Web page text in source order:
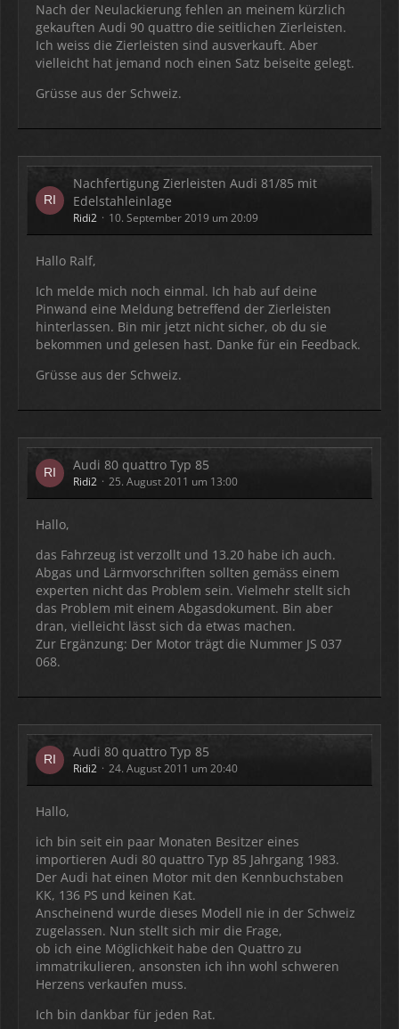
Nach der Neulackierung fehlen an meinem kürzlich
gekauften Audi 90 quattro die seitlichen Zierleisten.
Ich weiss die Zierleisten sind ausverkauft. Aber
vielleicht hat jemand noch einen Satz beiseite gelegt.
Grüsse aus der Schweiz.
Nachfertigung Zierleisten Audi 81/85 mit
Edelstahleinlage
Ridi2 10. September 2019 um 20:09
Hallo Ralf,
Ich melde mich noch einmal. Ich hab auf deine
Pinwand eine Meldung betreffend der Zierleisten
hinterlassen. Bin mir jetzt nicht sicher, ob du sie
bekommen und gelesen hast. Danke für ein Feedback.
Grüsse aus der Schweiz.
Audi 80 quattro Typ 85
Ridi2 25. August 2011 um 13:00
Hallo,
das Fahrzeug ist verzollt und 13.20 habe ich auch.
Abgas und Lärmvorschriften sollten gemäss einem
experten nicht das Problem sein. Vielmehr stellt sich
das Problem mit einem Abgasdokument. Bin aber
dran, vielleicht lässt sich da etwas machen.
Zur Ergänzung: Der Motor trägt die Nummer JS 037
068.
Audi 80 quattro Typ 85
Ridi2 24. August 2011 um 20:40
Hallo,
ich bin seit ein paar Monaten Besitzer eines
importieren Audi 80 quattro Typ 85 Jahrgang 1983.
Der Audi hat einen Motor mit den Kennbuchstaben
KK, 136 PS und keinen Kat.
Anscheinend wurde dieses Modell nie in der Schweiz
zugelassen. Nun stellt sich mir die Frage,
ob ich eine Möglichkeit habe den Quattro zu
immatrikulieren, ansonsten ich ihn wohl schweren
Herzens verkaufen muss.
Ich bin dankbar für jeden Rat.